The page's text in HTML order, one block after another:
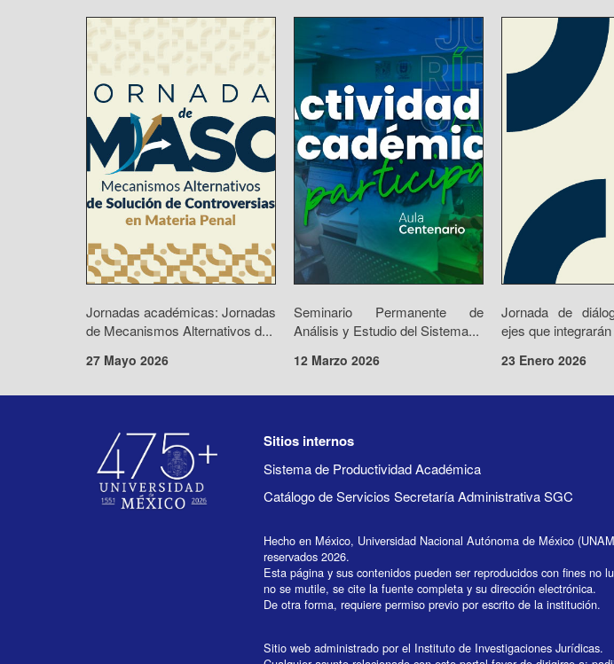
Jornadas académicas: Jornadas
de Mecanismos Alternativos d...
27 Mayo 2026
Seminario Permanente de
Análisis y Estudio del Sistema...
12 Marzo 2026
Jornada de
ejes que
23 Enero 2026
Sitios internos
Sistema de Productividad Académica
Catálogo de Servicios Secretaría Administrativa SGC
Hecho en México, Universidad Nacional Autónoma de México
reservados 2026.
Esta página y sus contenidos pueden ser reproducidos con fines no
no se mutile, se cite la fuente completa y su dirección electrónica.
De otra forma, requiere permiso previo por escrito de la institución.
Sitio web administrado por el Instituto de Investigaciones Jurídicas.